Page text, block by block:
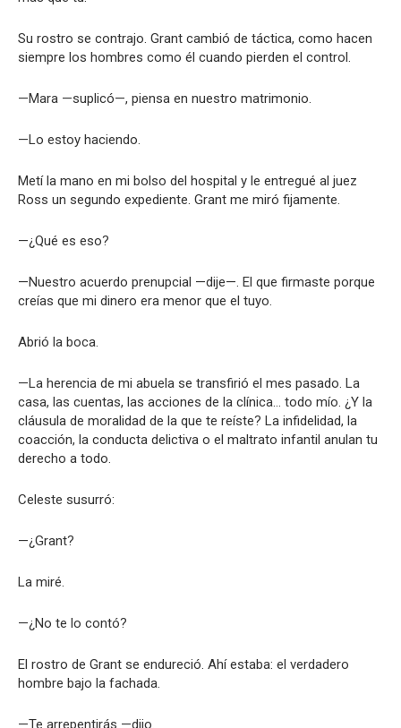
Su rostro se contrajo. Grant cambió de táctica, como hacen
siempre los hombres como él cuando pierden el control.
—Mara —suplicó—, piensa en nuestro matrimonio.
—Lo estoy haciendo.
Metí la mano en mi bolso del hospital y le entregué al juez
Ross un segundo expediente. Grant me miró fijamente.
—¿Qué es eso?
—Nuestro acuerdo prenupcial —dije—. El que firmaste porque
creías que mi dinero era menor que el tuyo.
Abrió la boca.
—La herencia de mi abuela se transfirió el mes pasado. La
casa, las cuentas, las acciones de la clínica… todo mío. ¿Y la
cláusula de moralidad de la que te reíste? La infidelidad, la
coacción, la conducta delictiva o el maltrato infantil anulan tu
derecho a todo.
Celeste susurró:
—¿Grant?
La miré.
—¿No te lo contó?
El rostro de Grant se endureció. Ahí estaba: el verdadero
hombre bajo la fachada.
—Te arrepentirás —dijo.